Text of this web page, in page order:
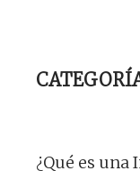
¿Qué es una